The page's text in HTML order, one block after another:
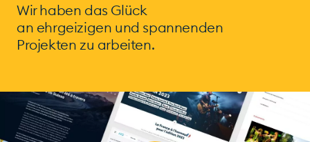
Wir haben das Glück
an ehrgeizigen und spannenden
Projekten zu arbeiten.